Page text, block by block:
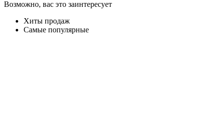
Возможно, вас это заинтересует
Хиты продаж
Самые популярные